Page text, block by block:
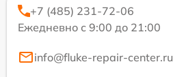
+7 (485) 231-72-06
Ежедневно с 9:00 до 21:00
info@fluke-repair-center.ru